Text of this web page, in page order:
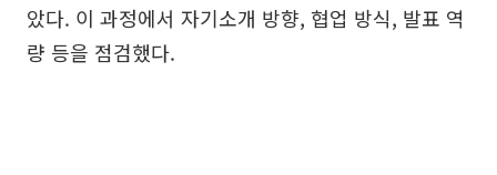
았다. 이 과정에서 자기소개 방향, 협업 방식, 발표 역
량 등을 점검했다.